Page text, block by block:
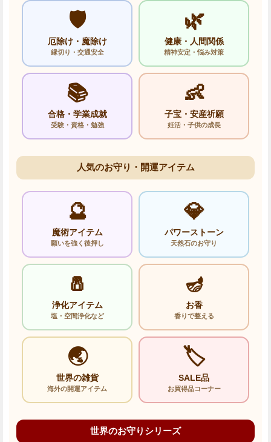
🛡️
厄除け・魔除け
縁切り・交通安全
🌿
健康・人間関係
精神安定・悩み対策
📚
合格・学業成就
受験・資格・勉強
👶
子宝・安産祈願
妊活・子供の成長
人気のお守り・開運アイテム
🔮
魔術アイテム
願いを強く後押し
💎
パワーストーン
天然石のお守り
🧂
浄化アイテム
塩・空間浄化など
🪔
お香
香りで整える
🌏
世界の雑貨
海外の開運アイテム
🏷️
SALE品
お買得品コーナー
世界のお守りシリーズ